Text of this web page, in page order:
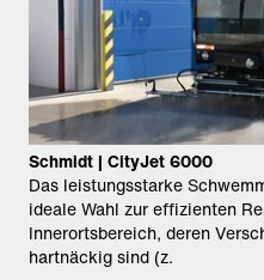
Schmidt | CityJet 6000
Das leistungsstarke
ideale Wahl zur effizienten
Innerortsbereich, deren
hartnäckig sind (z.